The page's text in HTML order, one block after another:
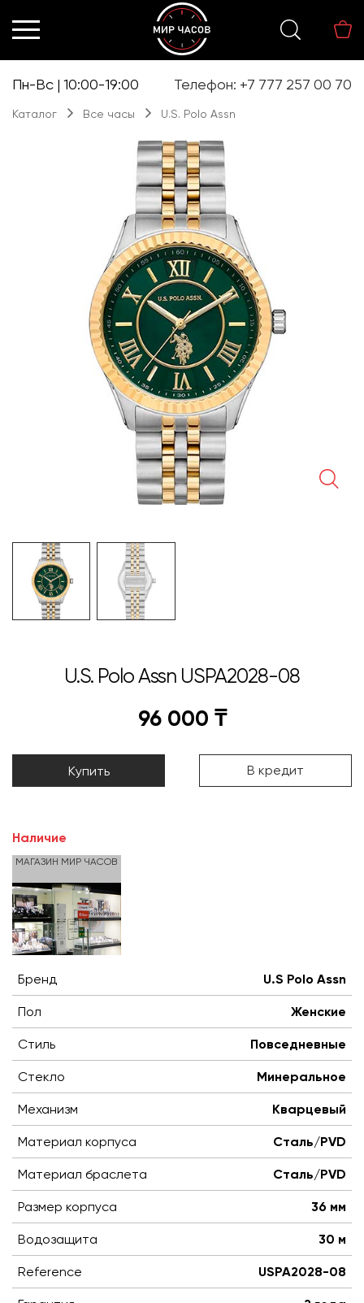
Пн-Вс | 10:00-19:00 Телефон: +7 777 257 00 70
Каталог Все часы U.S. Polo Assn
U.S. Polo Assn USPA2028-08
96 000 ₸
Купить В кредит
Наличие
МАГАЗИН МИР ЧАСОВ
Бренд U.S Polo Assn
Пол Женские
Стиль Повседневные
Стекло Минеральное
Механизм Кварцевый
Материал корпуса Сталь/PVD
Материал браслета Сталь/PVD
Размер корпуса 36 мм
Водозащита 30 м
Reference USPA2028-08